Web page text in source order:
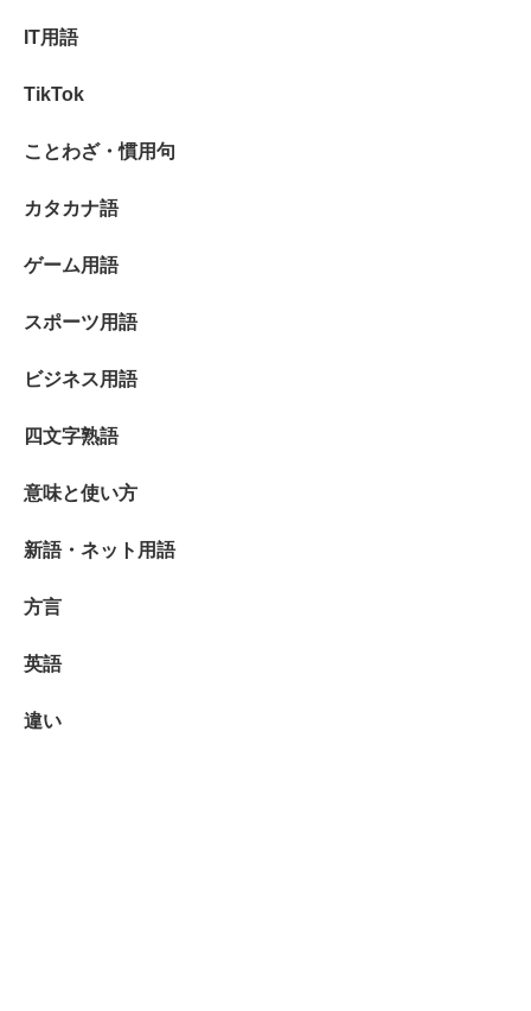
IT用語
TikTok
ことわざ・慣用句
カタカナ語
ゲーム用語
スポーツ用語
ビジネス用語
四文字熟語
意味と使い方
新語・ネット用語
方言
英語
違い